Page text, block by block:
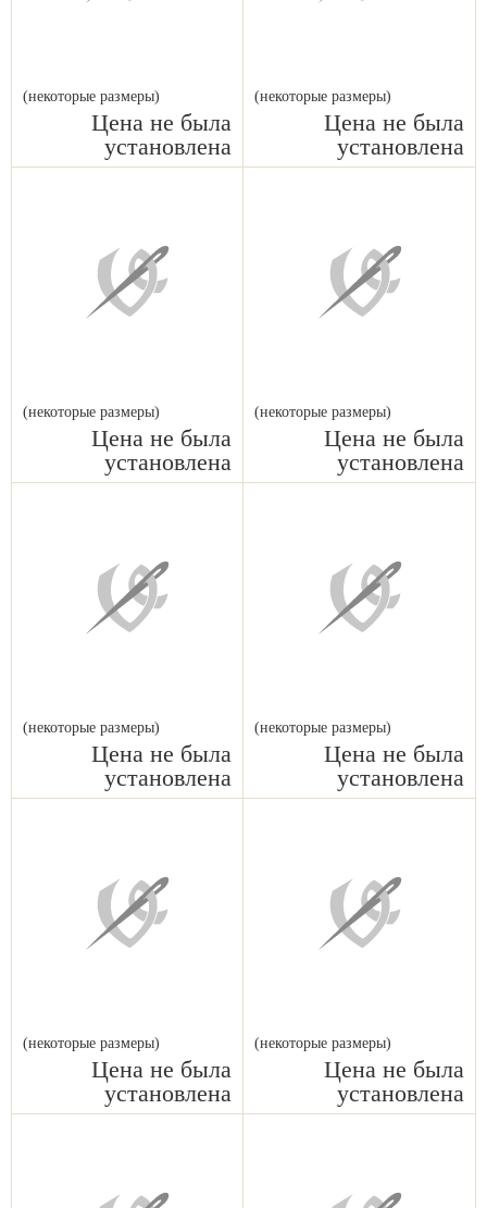
(некоторые размеры)
Цена не была
установлена
(некоторые размеры)
Цена не была
установлена
(некоторые размеры)
Цена не была
установлена
(некоторые размеры)
Цена не была
установлена
(некоторые размеры)
Цена не была
установлена
(некоторые размеры)
Цена не была
установлена
(некоторые размеры)
Цена не была
установлена
(некоторые размеры)
Цена не была
установлена